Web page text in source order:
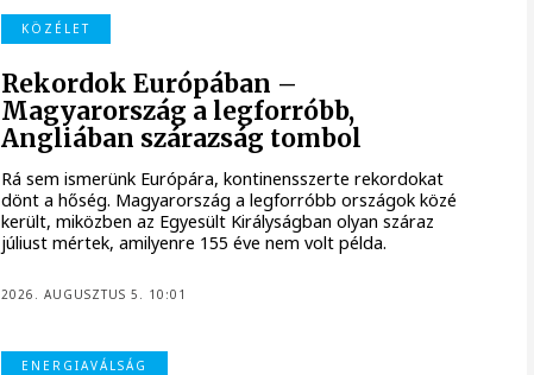
KÖZÉLET
Rekordok Európában –
Magyarország a legforróbb,
Angliában szárazság tombol
Rá sem ismerünk Európára, kontinensszerte rekordokat
dönt a hőség. Magyarország a legforróbb országok közé
került, miközben az Egyesült Királyságban olyan száraz
júliust mértek, amilyenre 155 éve nem volt példa.
2026. AUGUSZTUS 5. 10:01
ENERGIAVÁLSÁG